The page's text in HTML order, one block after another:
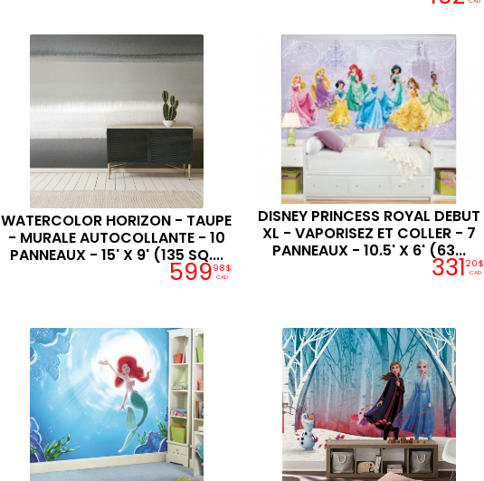
WATERCOLOR HORIZON - TAUPE
- MURALE AUTOCOLLANTE - 10
PANNEAUX - 15' X 9' (135 SQ....
59998$
CAD
DISNEY PRINCESS ROYAL DEBUT
XL - VAPORISEZ ET COLLER - 7
PANNEAUX - 10.5' X 6' (63...
33120$
CAD